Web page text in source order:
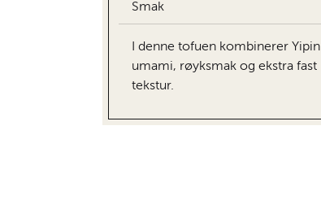
Smak
I denne tofuen kombinerer Yipin
umami, røyksmak og ekstra fast
tekstur.